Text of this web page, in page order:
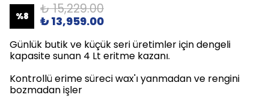
%8 ₺ 15,229.00
₺ 13,959.00
Günlük butik ve küçük seri üretimler için dengeli
kapasite sunan 4 Lt eritme kazanı.
Kontrollü erime süreci wax'ı yanmadan ve rengini
bozmadan işler